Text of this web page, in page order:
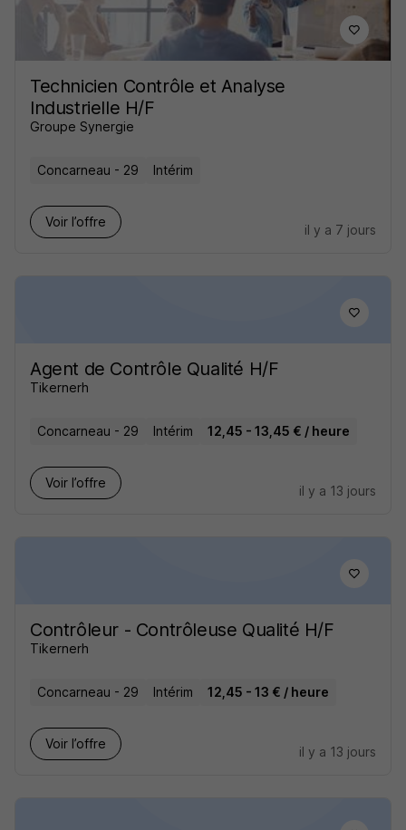
Technicien Contrôle et Analyse
Industrielle H/F
Groupe Synergie
Concarneau - 29 Intérim
Voir l’offre
il y a 7 jours
Agent de Contrôle Qualité H/F
Tikernerh
Concarneau - 29 Intérim 12,45 - 13,45 € / heure
Voir l’offre
il y a 13 jours
Contrôleur - Contrôleuse Qualité H/F
Tikernerh
Concarneau - 29 Intérim 12,45 - 13 € / heure
Voir l’offre
il y a 13 jours